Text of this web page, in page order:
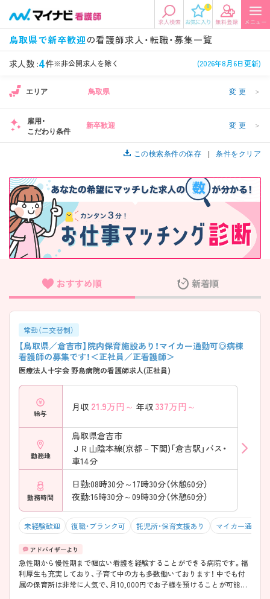
0
鳥取県で新卒歓迎の看護師求人・転職・募集一覧
求人数 :4件※非公開求人を除く (2026年8月6日更新)
エリアから探す
エリアから探す 駅・路線から探す
関東
東海 関西
北海道・東北 中国・四国
九州・沖縄
希望の求人条件を選択
条件項目の選択に戻る
看護師、准看護師など 常勤、夜勤なし可など
施設形態 担当業務
病棟、外来など
診察科目
美容外科、
循環器内科など
こだわり条件
未経験歓迎、
年収
年収500万円以上など
雇用形態
正社員、契約社員など
フリーワード検索
エリア 鳥取県 変更 ＞
雇用・
こだわり条件
新卒歓迎 変更 ＞
この検索条件の保存 条件をクリア
おすすめ順 新着順
常勤（二交替制）
【鳥取県／倉吉市】院内保育施設あり！マイカー通勤可◎病棟
看護師の募集です！＜正社員／正看護師＞
医療法人十字会 野島病院の看護師求人(正社員)
給与
月収 21.9万円～ 年収 337万円～
勤務地
鳥取県倉吉市
ＪＲ山陰本線(京都－下関)「倉吉駅」バス・
車14分
勤務時間
日勤:08時30分～17時30分（休憩60分）
夜勤:16時30分～09時30分（休憩60分）
未経験歓迎 復職・ブランク可 託児所・保育支援あり マイカー通勤可
急性期から慢性期まで幅広い看護を経験することができる病院です。福
利厚生も充実しており、子育て中の方も多数働いております！ 中でも付
属の保育所は非常に人気で、月10,000円でお子様を預けることが可能で